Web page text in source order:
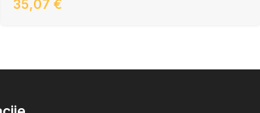
35,07 €